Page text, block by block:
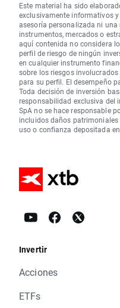
Este material ha sido
exclusivamente informativos
asesoría personalizada ni
instrumentos, mercados o
aquí contenida no considera
perfil de riesgo de ningún
en cualquier instrumento
sobre los riesgos
para su perfil. El desempeño
Toda decisión de inversión
responsabilidad exclusiva del
SpA no se hace responsable
incluidos daños patrimoniales
uso o confianza depositada
Invertir
Acciones
ETFs